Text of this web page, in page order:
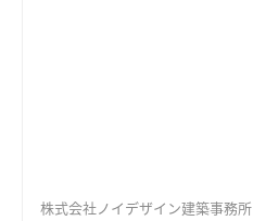
株式会社ノイデザイン建築事務所